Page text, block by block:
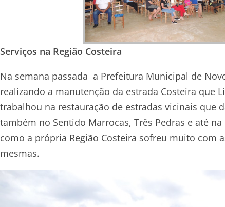
Serviços na Região Costeira
Na semana passada a Prefeitura Municipal de
realizando a manutenção da estrada Costeira que
trabalhou na restauração de estradas vicinais que
também no Sentido Marrocas, Três Pedras e até
como a própria Região Costeira sofreu muito com
mesmas.